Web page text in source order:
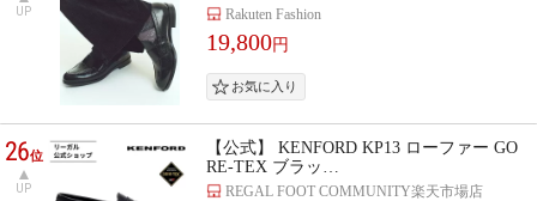
UP Rakuten Fashion
19,800円
26位
UP
【公式】 KENFORD KP13 ローファー GO
RE-TEX ブラッ…
REGAL FOOT COMMUNITY楽天市場店